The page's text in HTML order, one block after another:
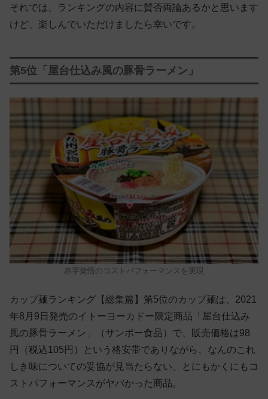
それでは、ランキングの内容に賛否両論あるかと思います
けど、楽しんでいただけましたら幸いです。
第5位「 屋台仕込み風の豚骨ラーメン」
赤字覚悟のコストパフォーマンスを実現
カップ麺ランキング【総集篇】第5位のカップ麺は、2021
年8月9日発売のイトーヨーカドー限定商品「屋台仕込み
風の豚骨ラーメン」（サンポー食品）で、販売価格は98
円（税込105円）という格安帯でありながら、なんのこれ
しき味についての妥協が見当たらない、とにもかくにもコ
ストパフォーマンスがヤバかった商品。